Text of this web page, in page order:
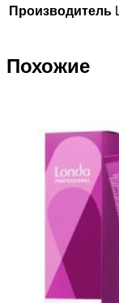
Производитель
Похожие